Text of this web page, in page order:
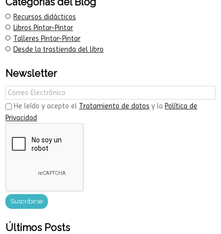
Recursos didácticos
Libros Pintar-Pintar
Talleres Pintar-Pintar
Desde la trastienda del libro
Newsletter
He leído y acepto el Tratamiento de datos y la Política de
Privacidad
Últimos Posts